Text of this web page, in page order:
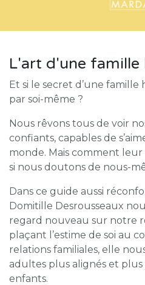
L'art d'une famille
Et si le secret d’une
par soi-même ?
Nous rêvons tous de voir
confiants, capables de
monde. Mais comment
si nous doutons de nous-
Dans ce guide aussi
Domitille Desrousseaux
regard nouveau sur notre
plaçant l’estime de soi au
relations familiales, elle
adultes plus alignés et plus
enfants.